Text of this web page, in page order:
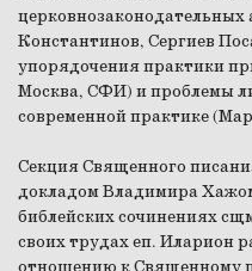
Константинов, Сергиев
упорядочения практики
Москва, СФИ) и проблемы
современной практике (
Секция Священного
докладомВладимира
библейских сочинениях
своих трудах еп. Иларион